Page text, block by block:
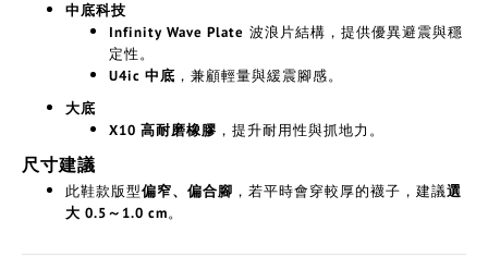
中底科技
Infinity Wave Plate 波浪片結構，提供優異避震與穩
定性。
U4ic 中底 ，兼顧輕量與緩震腳感。
大底
X10 高耐磨橡膠 ，提升耐用性與抓地力。
尺寸建議
此鞋款版型偏窄、偏合腳 ，若平時會穿較厚的襪子，建議選
大 0.5～1.0 cm。